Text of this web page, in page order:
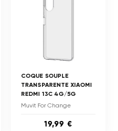
COQUE SOUPLE
TRANSPARENTE XIAOMI
REDMI 13C 4G/5G
Muvit For Change
19,99 €